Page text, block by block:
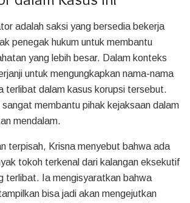
adalah saksi yang bersedia bekerja
penegak hukum untuk membantu
yang lebih besar. Dalam konteks
untuk mengungkapkan nama-nama
terlibat dalam kasus korupsi tersebut.
sangat membantu pihak kejaksaan dalam
mendalam.
terpisah, Krisna menyebut bahwa ada
tokoh terkenal dari kalangan eksekutif
terlibat. Ia mengisyaratkan bahwa
bisa jadi akan mengejutkan